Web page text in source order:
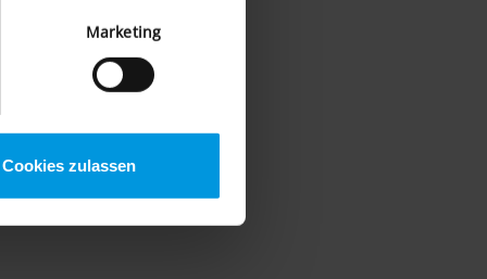
Marketing
Cookies zulassen